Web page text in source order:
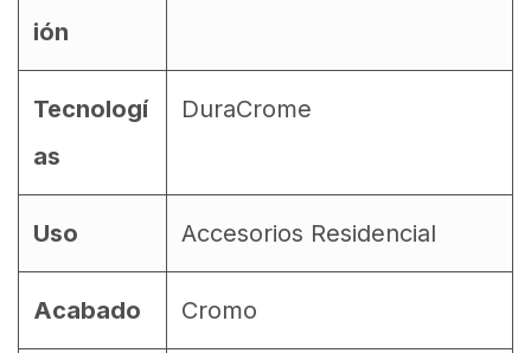
ión
Tecnologí
as
DuraCrome
Uso Accesorios Residencial
Acabado Cromo